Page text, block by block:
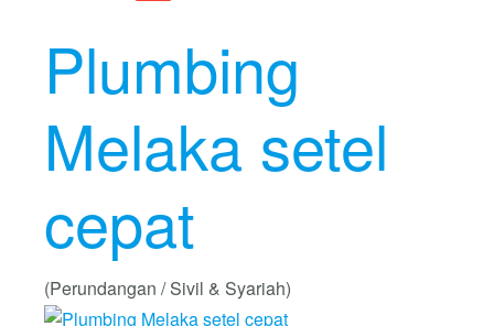
Plumbing
Melaka setel
cepat
(Perundangan / Sivil & Syariah)